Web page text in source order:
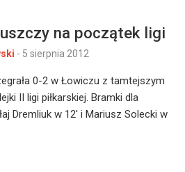
na początek ligi
- 5 sierpnia 2012
0-2 w Łowiczu z tamtejszym
II ligi piłkarskiej. Bramki dla
Dremliuk w 12' i Mariusz Solecki w